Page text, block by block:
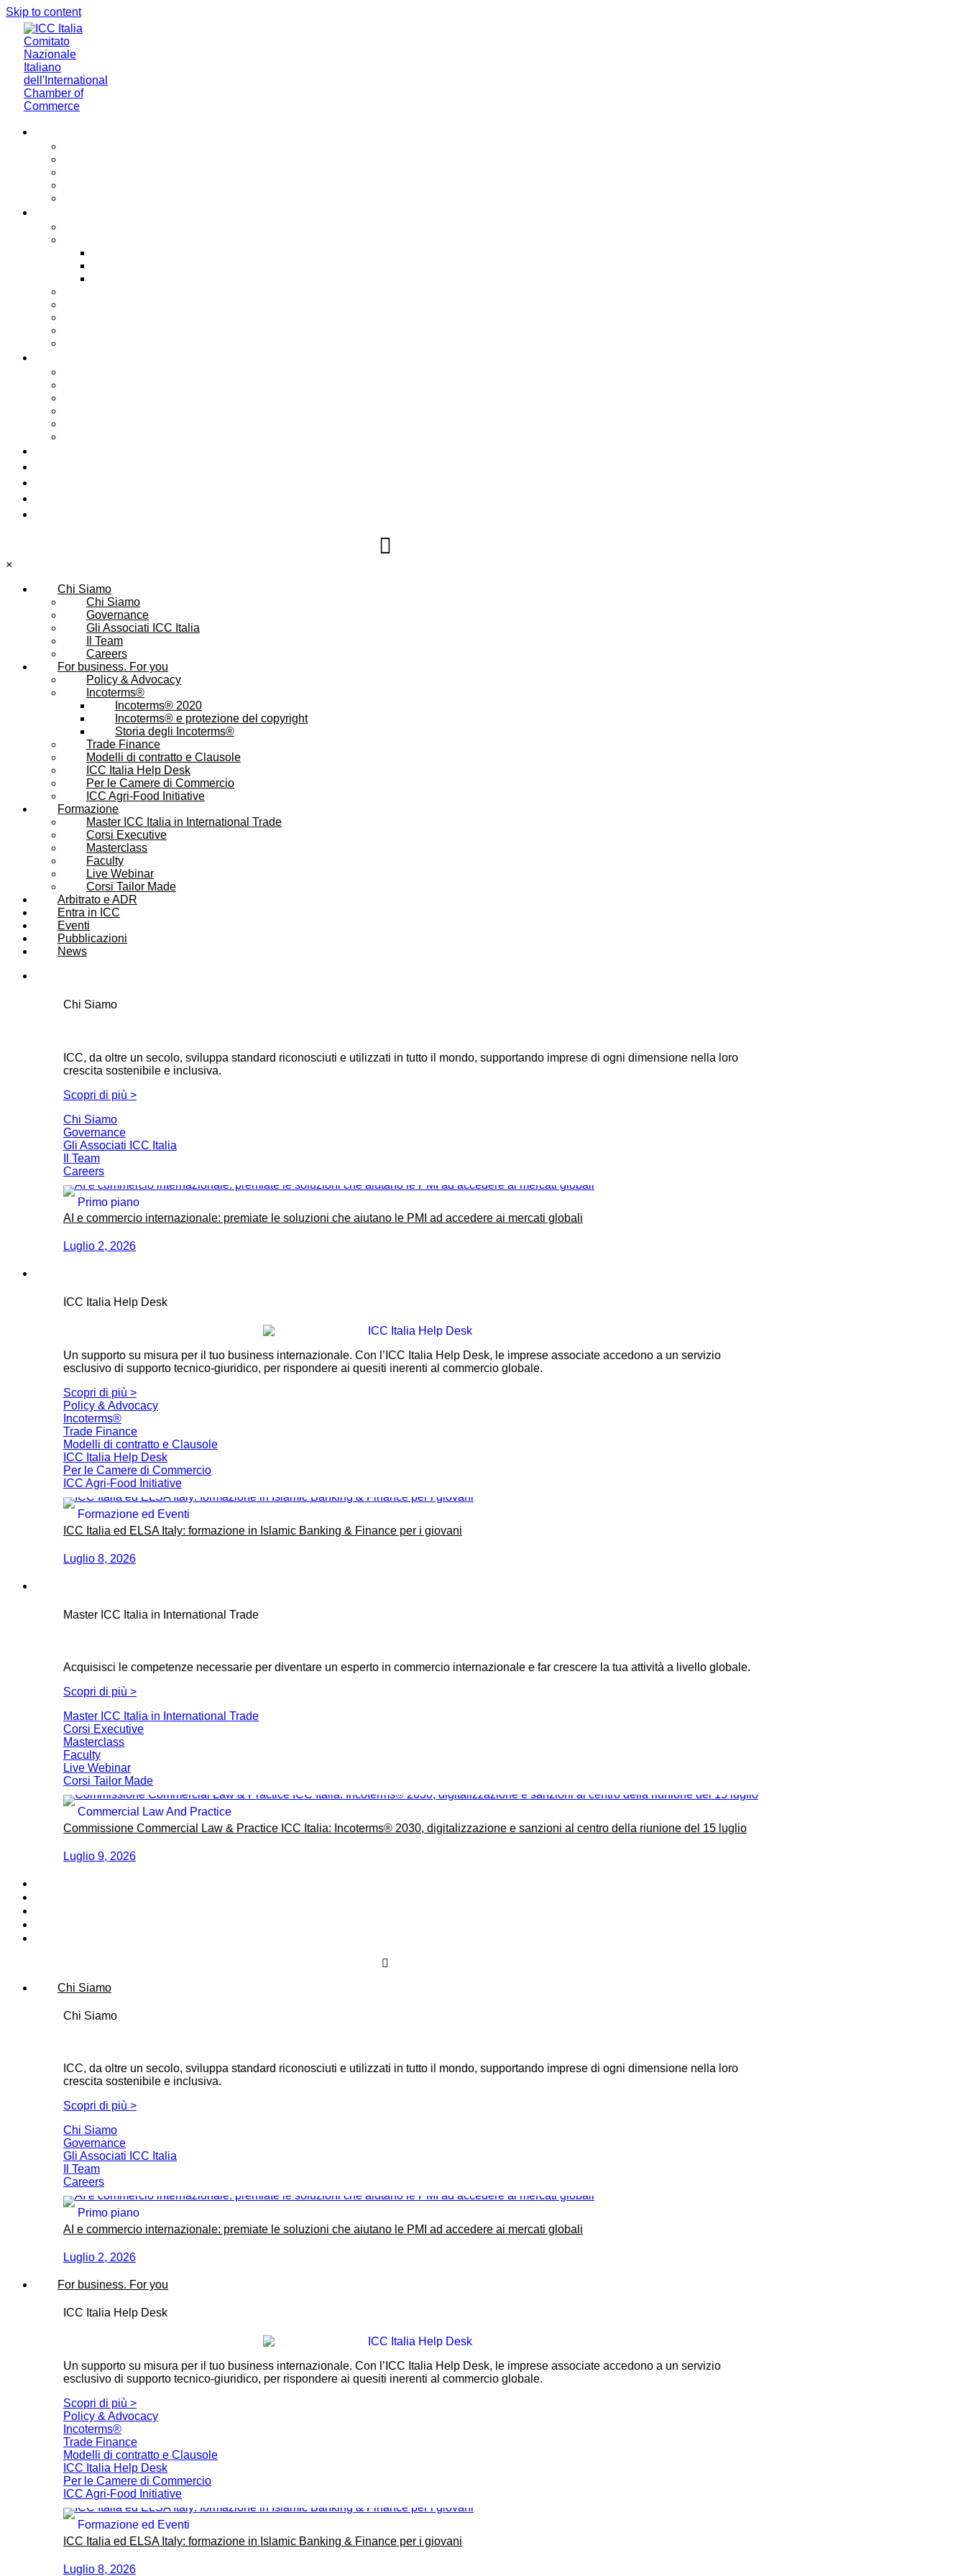
Skip to content
×
Chi Siamo
Chi Siamo
Governance
Gli Associati ICC Italia
Il Team
Careers
For business. For you
Policy & Advocacy
Incoterms®
Incoterms® 2020
Incoterms® e protezione del copyright
Storia degli Incoterms®
Trade Finance
Modelli di contratto e Clausole
ICC Italia Help Desk
Per le Camere di Commercio
ICC Agri-Food Initiative
Formazione
Master ICC Italia in International Trade
Corsi Executive
Masterclass
Faculty
Live Webinar
Corsi Tailor Made
Arbitrato e ADR
Entra in ICC
Eventi
Pubblicazioni
News
Chi Siamo
ICC, da oltre un secolo, sviluppa standard riconosciuti e utilizzati in tutto il mondo, supportando imprese di ogni dimensione nella loro
crescita sostenibile e inclusiva.
Scopri di più >
Chi Siamo
Governance
Gli Associati ICC Italia
Il Team
Careers
Primo piano
AI e commercio internazionale: premiate le soluzioni che aiutano le PMI ad accedere ai mercati globali
Luglio 2, 2026
ICC Italia Help Desk
Un supporto su misura per il tuo business internazionale. Con l’ICC Italia Help Desk, le imprese associate accedono a un servizio
esclusivo di supporto tecnico-giuridico, per rispondere ai quesiti inerenti al commercio globale.
Scopri di più >
Policy & Advocacy
Incoterms®
Trade Finance
Modelli di contratto e Clausole
ICC Italia Help Desk
Per le Camere di Commercio
ICC Agri-Food Initiative
Formazione ed Eventi
ICC Italia ed ELSA Italy: formazione in Islamic Banking & Finance per i giovani
Luglio 8, 2026
Master ICC Italia in International Trade
Acquisisci le competenze necessarie per diventare un esperto in commercio internazionale e far crescere la tua attività a livello globale.
Scopri di più >
Master ICC Italia in International Trade
Corsi Executive
Masterclass
Faculty
Live Webinar
Corsi Tailor Made
Commercial Law And Practice
Commissione Commercial Law & Practice ICC Italia: Incoterms® 2030, digitalizzazione e sanzioni al centro della riunione del 15 luglio
Luglio 9, 2026
Chi Siamo
Chi Siamo
ICC, da oltre un secolo, sviluppa standard riconosciuti e utilizzati in tutto il mondo, supportando imprese di ogni dimensione nella loro
crescita sostenibile e inclusiva.
Scopri di più >
Chi Siamo
Governance
Gli Associati ICC Italia
Il Team
Careers
Primo piano
AI e commercio internazionale: premiate le soluzioni che aiutano le PMI ad accedere ai mercati globali
Luglio 2, 2026
For business. For you
ICC Italia Help Desk
Un supporto su misura per il tuo business internazionale. Con l’ICC Italia Help Desk, le imprese associate accedono a un servizio
esclusivo di supporto tecnico-giuridico, per rispondere ai quesiti inerenti al commercio globale.
Scopri di più >
Policy & Advocacy
Incoterms®
Trade Finance
Modelli di contratto e Clausole
ICC Italia Help Desk
Per le Camere di Commercio
ICC Agri-Food Initiative
Formazione ed Eventi
ICC Italia ed ELSA Italy: formazione in Islamic Banking & Finance per i giovani
Luglio 8, 2026